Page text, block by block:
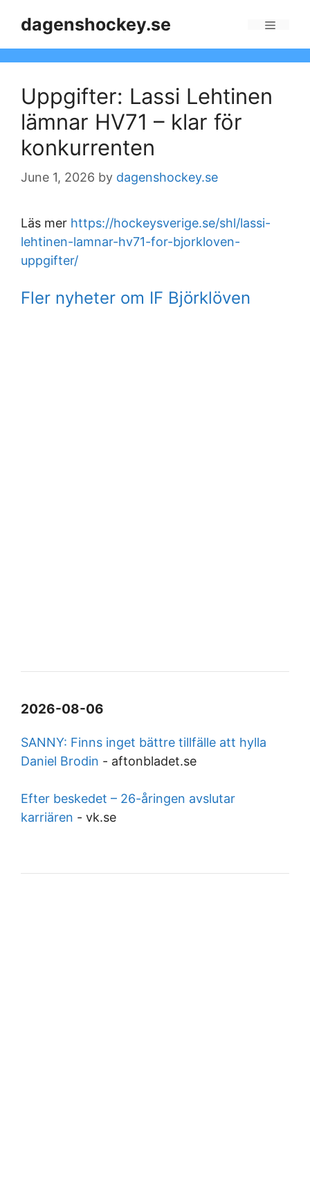
dagenshockey.se
Uppgifter: Lassi Lehtinen
lämnar HV71 – klar för
konkurrenten
June 1, 2026 by dagenshockey.se
Läs mer https://hockeysverige.se/shl/lassi-
lehtinen-lamnar-hv71-for-bjorkloven-
uppgifter/
Fler nyheter om IF Björklöven
2026-08-06
SANNY: Finns inget bättre tillfälle att hylla
Daniel Brodin - aftonbladet.se
Efter beskedet – 26-åringen avslutar
karriären - vk.se